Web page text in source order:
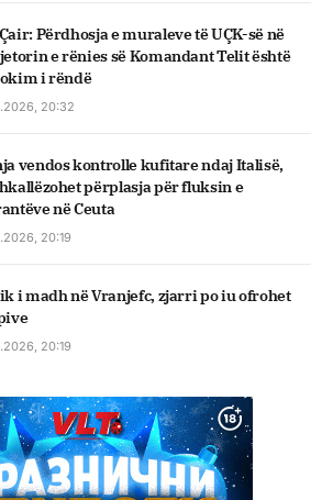
Përdhosja e muraleve të UÇK-së në
e rënies së Komandant Telit është
i rëndë
20:32
vendos kontrolle kufitare ndaj Italisë,
përplasja për fluksin e
në Ceuta
20:19
i madh në Vranjefc, zjarri po iu ofrohet
20:19